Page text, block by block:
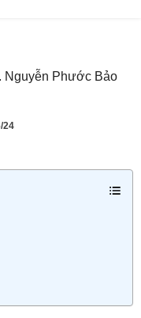
Nguyễn Phước Bảo
24